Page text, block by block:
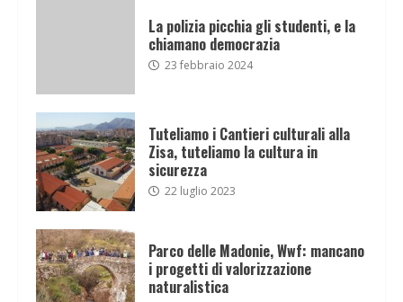
La polizia picchia gli studenti, e la
chiamano democrazia
23 febbraio 2024
Tuteliamo i Cantieri culturali alla
Zisa, tuteliamo la cultura in
sicurezza
22 luglio 2023
Parco delle Madonie, Wwf: mancano
i progetti di valorizzazione
naturalistica